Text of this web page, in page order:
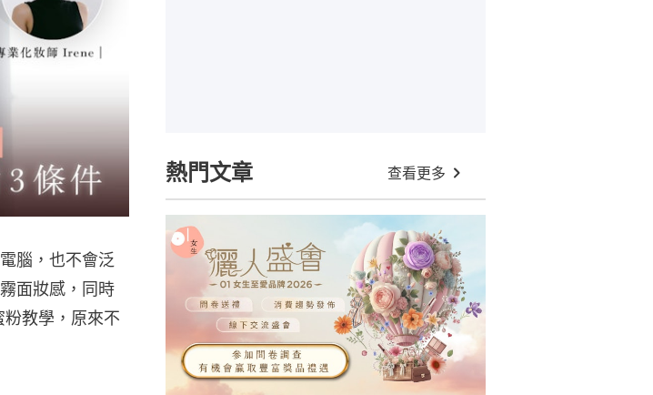
腦，也不會泛
面妝感，同時
教學，原來不
熱門文章 查看更多